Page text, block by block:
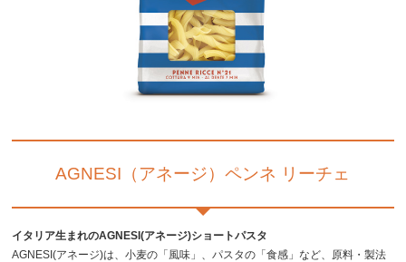
AGNESI（アネージ）ペンネ リーチェ
イタリア生まれのAGNESI(アネージ)ショートパスタ
AGNESI(アネージ)は、小麦の「風味」、パスタの「食感」など、原料・製法